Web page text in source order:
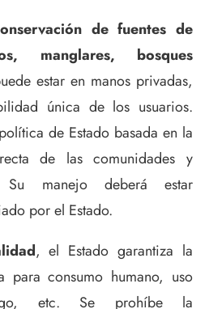
de fuentes de
manglares, bosques
estar en manos privadas,
única de los usuarios.
de Estado basada en la
de las comunidades y
Su manejo deberá estar
por el Estado.
, el Estado garantiza la
para consumo humano, uso
etc. Se prohíbe la